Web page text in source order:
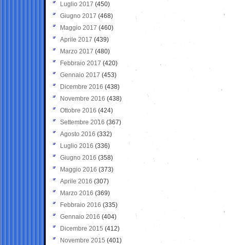
Luglio 2017 (450)
Giugno 2017 (468)
Maggio 2017 (460)
Aprile 2017 (439)
Marzo 2017 (480)
Febbraio 2017 (420)
Gennaio 2017 (453)
Dicembre 2016 (438)
Novembre 2016 (438)
Ottobre 2016 (424)
Settembre 2016 (367)
Agosto 2016 (332)
Luglio 2016 (336)
Giugno 2016 (358)
Maggio 2016 (373)
Aprile 2016 (307)
Marzo 2016 (369)
Febbraio 2016 (335)
Gennaio 2016 (404)
Dicembre 2015 (412)
Novembre 2015 (401)